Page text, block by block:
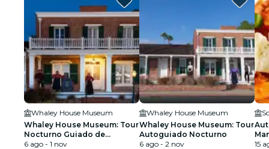
Whaley House Museum
Whaley House Museum: Tour
Nocturno Guiado de
Fantasmas
6 ago - 1 nov
Whaley House Museum
Whaley House Museum: Tour
Autoguiado Nocturno
6 ago - 2 nov
15